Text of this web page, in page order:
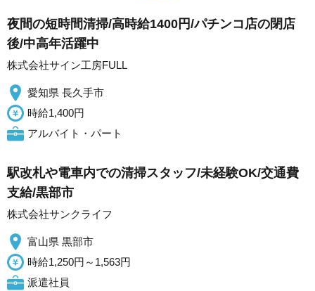
夜間の短時間清掃/高時給1400円/パチンコ店の閉店
後/中高年活躍中
株式会社サイン工房FULL
愛知県 長久手市
時給1,400円
アルバイト・パート
駅改札や電車内での清掃スタッフ/未経験OK/交通費
支給/黒部市
株式会社サンクライフ
富山県 黒部市
時給1,250円～1,563円
派遣社員